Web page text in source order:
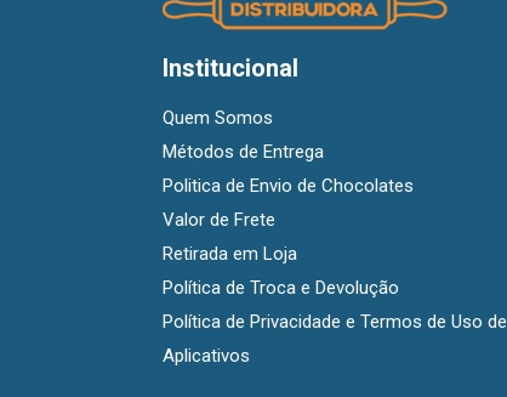
Institucional
Quem Somos
Métodos de Entrega
Politica de Envio de Chocolates
Valor de Frete
Retirada em Loja
Política de Troca e Devolução
Política de Privacidade e Termos de Uso de
Aplicativos